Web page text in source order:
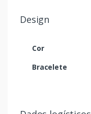
Design
Cor
Bracelete